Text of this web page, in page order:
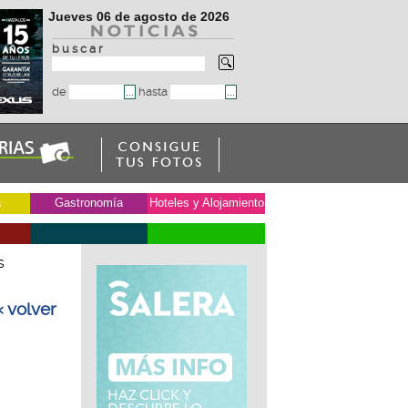
Jueves 06 de agosto de 2026
b u s c a r
de hasta
Gastronomía Hoteles y Alojamiento
volver